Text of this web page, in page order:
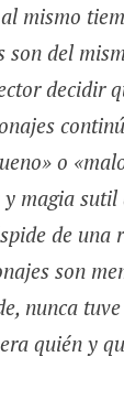
mismo
son del
decidir
o
magia
de una
son
nunca
quién y